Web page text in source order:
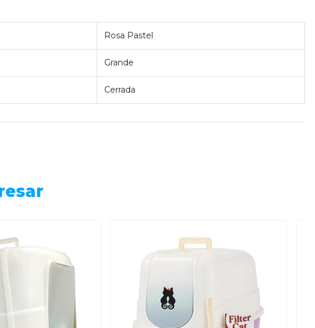
Rosa Pastel
Grande
Cerrada